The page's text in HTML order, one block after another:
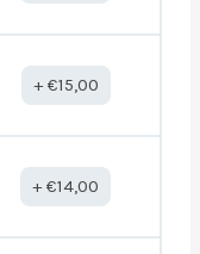
€15,00
€14,00